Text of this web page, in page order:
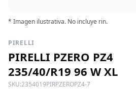
* Imagen ilustrativa. No incluye rin.
PIRELLI
PIRELLI PZERO PZ4
235/40/R19 96 W XL
SKU:2354019PIRPZEROPZ4-7